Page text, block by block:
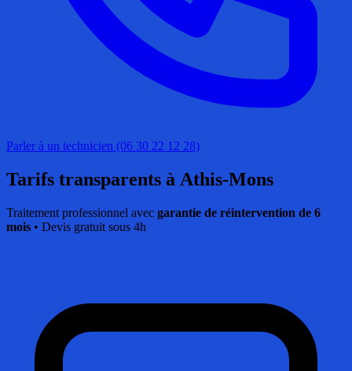
Parler à un technicien (06 30 22 12 28)
Tarifs transparents à Athis-Mons
Traitement professionnel avec garantie de réintervention de 6
mois • Devis gratuit sous 4h